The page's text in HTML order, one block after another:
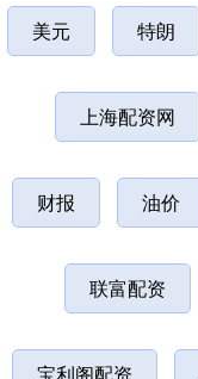
美元 特朗
上海配资网
财报 油价
联富配资